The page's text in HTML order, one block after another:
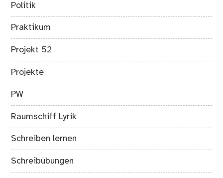
Politik
Praktikum
Projekt 52
Projekte
PW
Raumschiff Lyrik
Schreiben lernen
Schreibübungen